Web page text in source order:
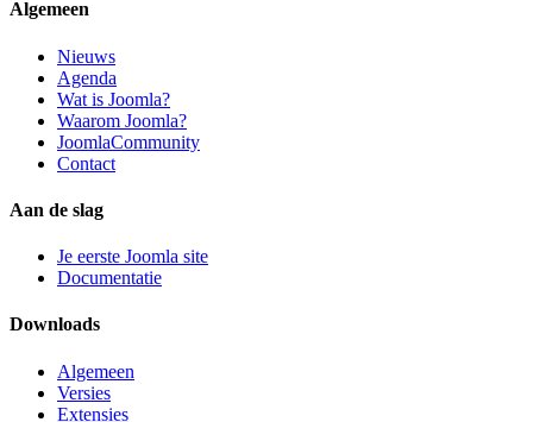
Algemeen
Nieuws
Agenda
Wat is Joomla?
Waarom Joomla?
JoomlaCommunity
Contact
Aan de slag
Je eerste Joomla site
Documentatie
Downloads
Algemeen
Versies
Extensies